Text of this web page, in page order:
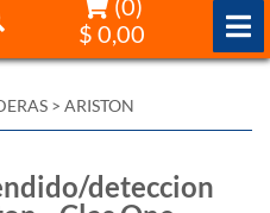
$ 0,00
> ARISTON
deteccion